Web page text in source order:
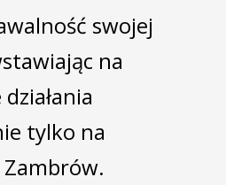
swojej
na
tylko na